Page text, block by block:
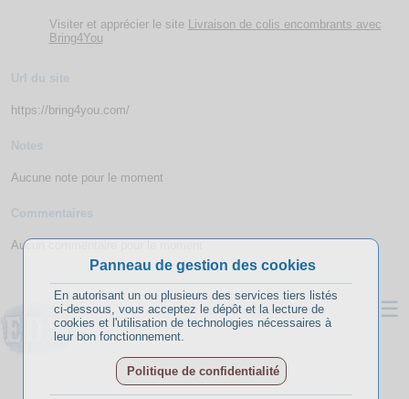
Visiter et apprécier le site Livraison de colis encombrants avec
Bring4You
Url du site
https://bring4you.com/
Notes
Aucune note pour le moment
Commentaires
Aucun commentaire pour le moment
☰
Panneau de gestion des cookies
En autorisant un ou plusieurs des services tiers listés
ci-dessous, vous acceptez le dépôt et la lecture de
cookies et l'utilisation de technologies nécessaires à
leur bon fonctionnement.
Politique de confidentialité